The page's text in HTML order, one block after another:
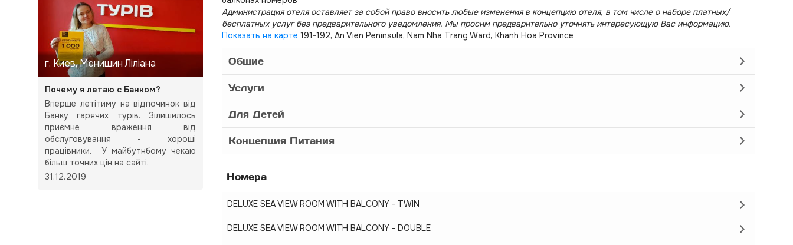
г. Киев, Менишин Ліліана
Почему я летаю с Банком?
Вперше летітиму на відпочинок від
Банку гарячих турів. Зілишилось
приємне враження від
обслуговування - хороші
працівники. У майбутнбому чекаю
більш точних цін на сайті.
31.12.2019
Администрация отеля оставляет за собой право вносить любые изменения в концепцию отеля, в том числе о наборе платных/
бесплатных услуг без предварительного уведомления. Мы просим предварительно уточнять интересующую Вас информацию.
Показать на карте 191-192, An Vien Peninsula, Nam Nha Trang Ward, Khanh Hoa Province
Общие
Услуги
Для Детей
Концепция Питания
Номера
DELUXE SEA VIEW ROOM WITH BALCONY - TWIN
DELUXE SEA VIEW ROOM WITH BALCONY - DOUBLE